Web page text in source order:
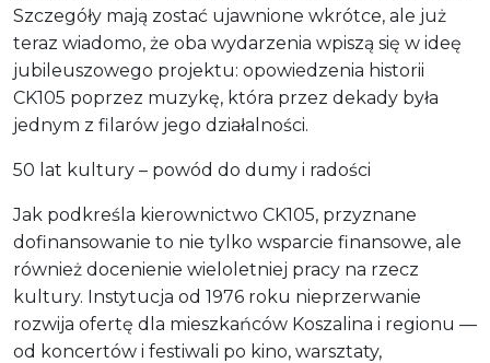
Szczegóły mają zostać ujawnione wkrótce, ale już
teraz wiadomo, że oba wydarzenia wpiszą się w ideę
jubileuszowego projektu: opowiedzenia historii
CK105 poprzez muzykę, która przez dekady była
jednym z filarów jego działalności.
50 lat kultury – powód do dumy i radości
Jak podkreśla kierownictwo CK105, przyznane
dofinansowanie to nie tylko wsparcie finansowe, ale
również docenienie wieloletniej pracy na rzecz
kultury. Instytucja od 1976 roku nieprzerwanie
rozwija ofertę dla mieszkańców Koszalina i regionu —
od koncertów i festiwali po kino, warsztaty,